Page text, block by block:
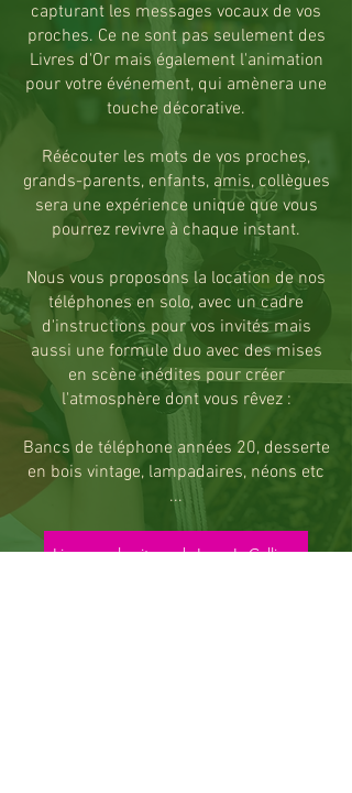
capturant les messages vocaux de vos
proches. Ce ne sont pas seulement des
Livres d'Or mais également l'animation
pour votre événement, qui amènera une
touche décorative.
Réécouter les mots de vos proches,
grands-parents, enfants, amis, collègues
sera une expérience unique que vous
pourrez revivre à chaque instant.
Nous vous proposons la location de nos
téléphones en solo, avec un cadre
d'instructions pour vos invités mais
aussi une formule duo avec des mises
en scèneinéditespour créer
l'atmosphère dont vous rêvez :
Bancs de téléphone années 20, desserte
en bois vintage, lampadaires, néons etc
...
Lien vers le site web Love Is Calling